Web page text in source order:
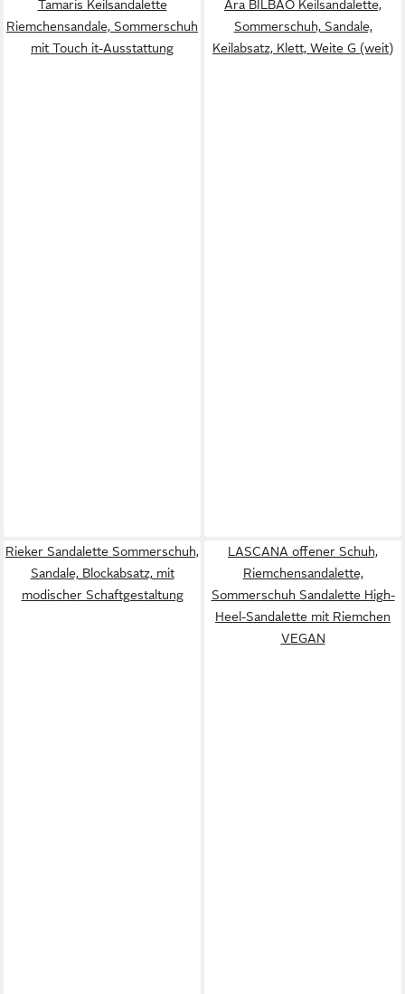
Tamaris Keilsandalette
Riemchensandale, Sommerschuh
mit Touch it-Ausstattung
Ara BILBAO Keilsandalette,
Sommerschuh, Sandale,
Keilabsatz, Klett, Weite G (weit)
Rieker Sandalette Sommerschuh,
Sandale, Blockabsatz, mit
modischer Schaftgestaltung
LASCANA offener Schuh,
Riemchensandalette,
Sommerschuh Sandalette High-
Heel-Sandalette mit Riemchen
VEGAN